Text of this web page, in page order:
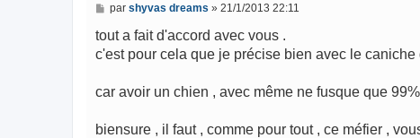
M
s
a
par shyvas dreams » 21/1/2013 22:11
tout a fait d'accord avec vous .
c'est pour cela que je précise bien avec le
car avoir un chien , avec même ne fusque que
biensure , il faut , comme pour tout , ce méfier ,